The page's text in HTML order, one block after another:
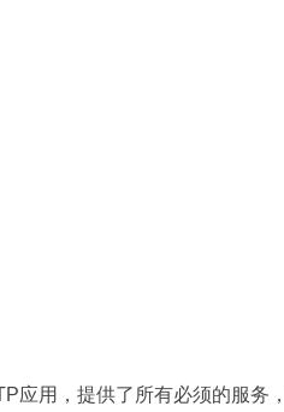
应用，提供了所有必须的服务